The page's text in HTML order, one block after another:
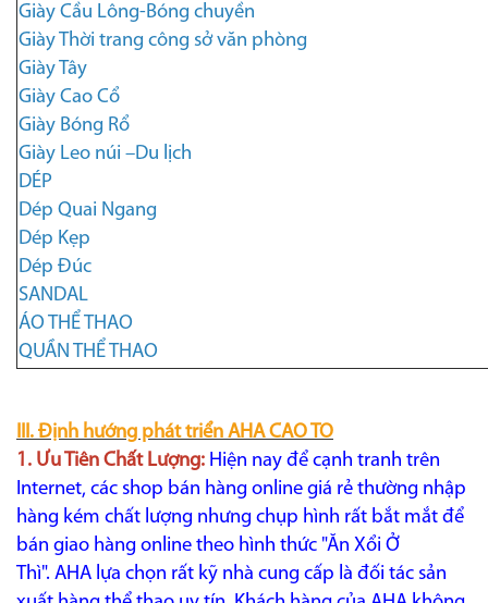
Giày Cầu Lông-Bóng chuyền
Giày Thời trang công sở văn phòng
Giày Tây
Giày Cao Cổ
Giày Bóng Rổ
Giày Leo núi –Du lịch
DÉP
Dép Quai Ngang
Dép Kẹp
Dép Đúc
SANDAL
ÁO THỂ THAO
QUẦN THỂ THAO
III. Định hướng phát triển AHA CAO TO
1. Ưu Tiên Chất Lượng: Hiện nay để cạnh tranh trên
Internet, các shop bán hàng online giá rẻ thường nhập
hàng kém chất lượng nhưng chụp hình rất bắt mắt để
bán giao hàng online theo hình thức "Ăn Xổi Ở
Thì". AHA lựa chọn rất kỹ nhà cung cấp là đối tác sản